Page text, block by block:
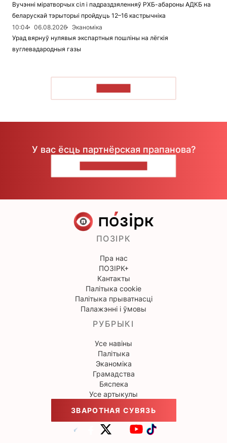
Вучэнні міратворчых сіл і падраздзяленняў РХБ-абароны АДКБ на
беларускай тэрыторыі пройдуць 12–16 кастрычніка
10:04
06.08.2026
Эканоміка
Урад вярнуў нулявыя экспартныя пошліны на лёгкія
вуглевадародныя газы
У вас ёсць партнёрская прапанова?
ПОЗІРК
Пра нас
ПОЗІРК+
Кантакты
Палітыка cookie
Палітыка прыватнасці
Палажэнні і ўмовы
РУБРЫКІ
Усе навіны
Палітыка
Эканоміка
Грамадства
Бяспека
Усе артыкулы
ЗВАРОТНАЯ СУВЯЗЬ